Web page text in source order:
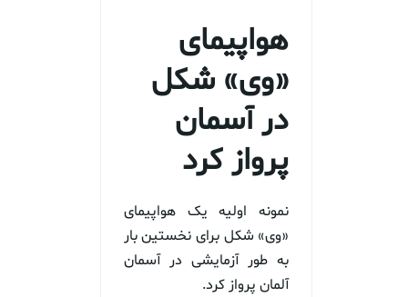
هواپیمای
«وی» شکل
در آسمان
پرواز کرد
نمونه اولیه یک هواپیمای
«وی» شکل برای نخستین بار
به طور آزمایشی در آسمان
آلمان پرواز کرد.